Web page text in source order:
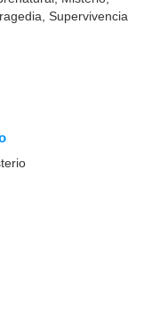
Supervivencia